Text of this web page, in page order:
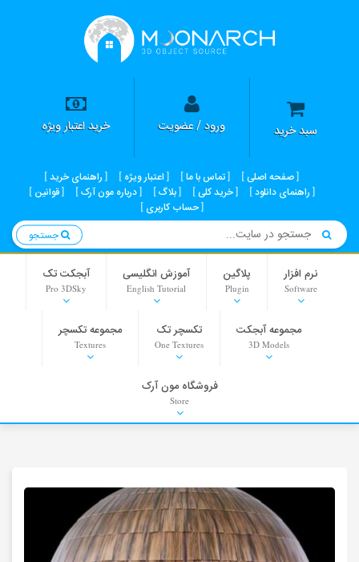
سبد خرید ورود / عضویت خرید اعتبار ویژه
صفحه اصلی تماس با ما اعتبار ویژه
راهنمای خرید
راهنمای دانلود
خرید کلی بلاگ درباره مون آرک
قوانین
حساب کاربری
نرم افزار
Software
پلاگین
Plugin
آموزش انگلیسی
English Tutorial
آبجکت تک
Pro 3DSky
مجموعه آبجکت
3D Models
تکسچر تک
One Textures
مجموعه تکسچر
Textures
PNG-PSD
فروشگاه مون آرک
Store